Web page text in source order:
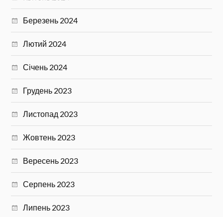
Березень 2024
Лютий 2024
Січень 2024
Грудень 2023
Листопад 2023
Жовтень 2023
Вересень 2023
Серпень 2023
Липень 2023